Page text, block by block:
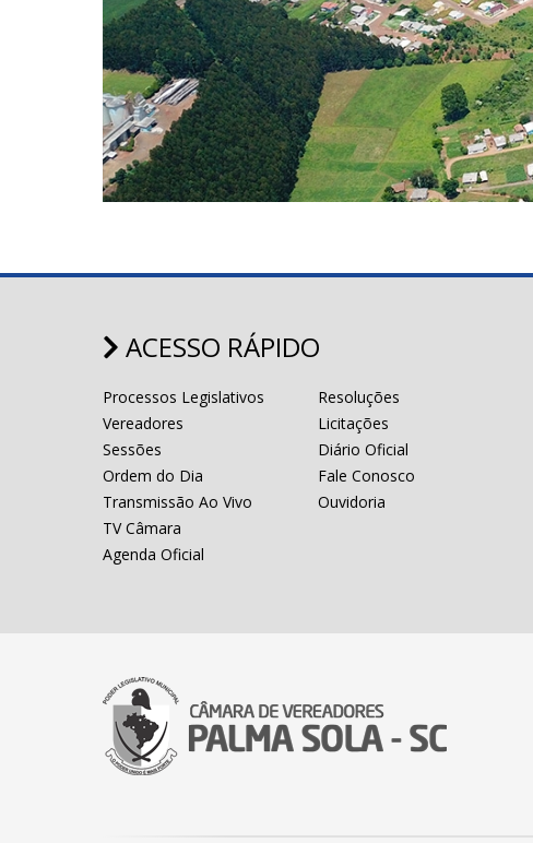
ACESSO RÁPIDO
Processos Legislativos
Vereadores
Sessões
Ordem do Dia
Transmissão Ao Vivo
TV Câmara
Agenda Oficial
Resoluções
Licitações
Diário Oficial
Fale Conosco
Ouvidoria